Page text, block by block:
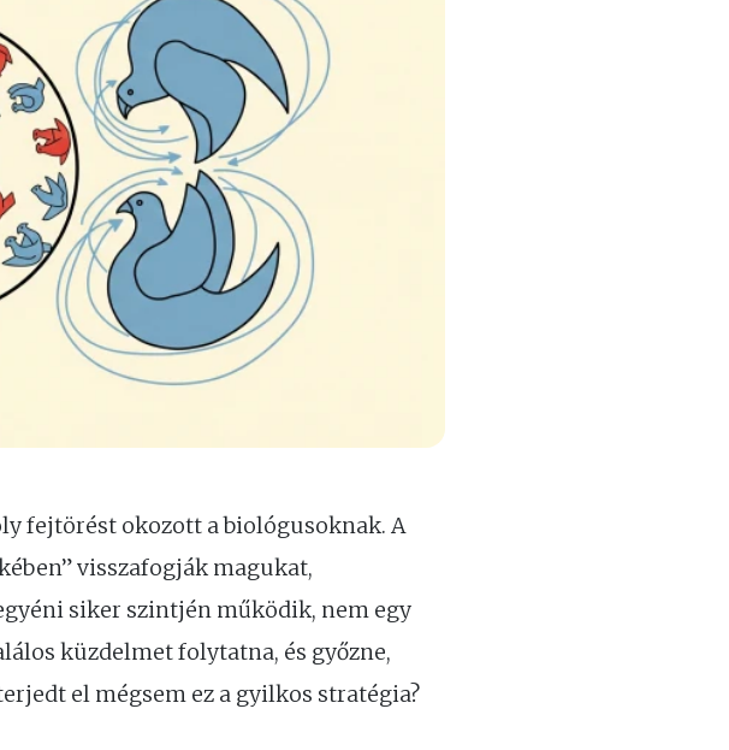
fejtörést okozott a biológusoknak. A
visszafogják magukat,
siker szintjén működik, nem egy
küzdelmet folytatna, és győzne,
el mégsem ez a gyilkos stratégia?